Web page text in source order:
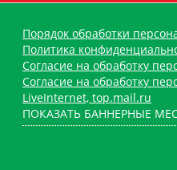
Порядок обработки
Политика
Согласие на обработку
Согласие на обработку
LiveInternet, top.mail.ru
ПОКАЗАТЬ БАННЕРНЫЕ